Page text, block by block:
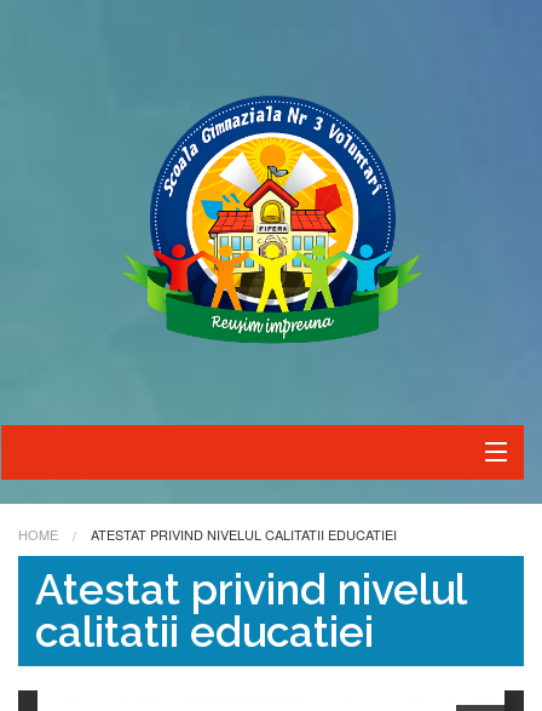
Gradiniţă
HOME ATESTAT PRIVIND NIVELUL CALITATII EDUCATIEI
Atestat privind nivelul
calitatii educatiei